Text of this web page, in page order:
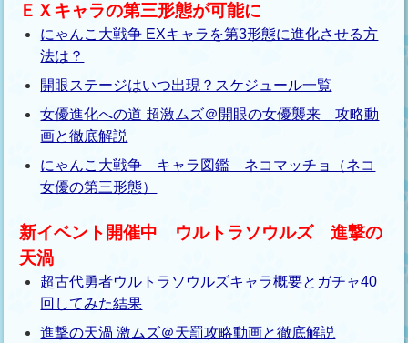
ＥＸキャラの第三形態が可能に
にゃんこ大戦争 EXキャラを第3形態に進化させる方
法は？
開眼ステージはいつ出現？スケジュール一覧
女優進化への道 超激ムズ＠開眼の女優襲来 攻略動
画と徹底解説
にゃんこ大戦争 キャラ図鑑 ネコマッチョ（ネコ
女優の第三形態）
新イベント開催中 ウルトラソウルズ 進撃の
天渦
超古代勇者ウルトラソウルズキャラ概要とガチャ40
回してみた結果
進撃の天渦 激ムズ＠天罰攻略動画と徹底解説